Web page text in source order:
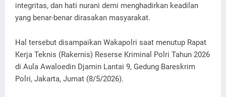
integritas, dan hati nurani demi menghadirkan keadilan
yang benar-benar dirasakan masyarakat.
Hal tersebut disampaikan Wakapolri saat menutup Rapat
Kerja Teknis (Rakernis) Reserse Kriminal Polri Tahun 2026
di Aula Awaloedin Djamin Lantai 9, Gedung Bareskrim
Polri, Jakarta, Jumat (8/5/2026).